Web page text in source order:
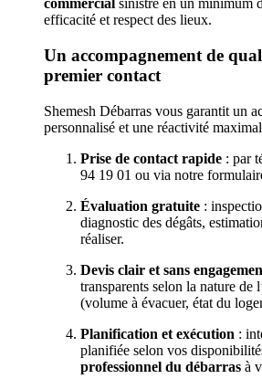
commercial sinistré en un minimum
efficacité et respect des lieux.
Un accompagnement de
premier contact
Shemesh Débarras vous garantit un
personnalisé et une réactivité
Prise de contact rapide : par
94 19 01 ou via notre
Évaluation gratuite :
diagnostic des dégâts,
réaliser.
Devis clair et sans
transparents selon la nature de
(volume à évacuer, état du
Planification et exécution :
planifiée selon vos
professionnel du débarras à